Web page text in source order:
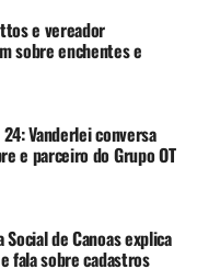
e vereador
sobre enchentes e
Vanderlei conversa
e parceiro do Grupo OT
de Canoas explica
fala sobre cadastros